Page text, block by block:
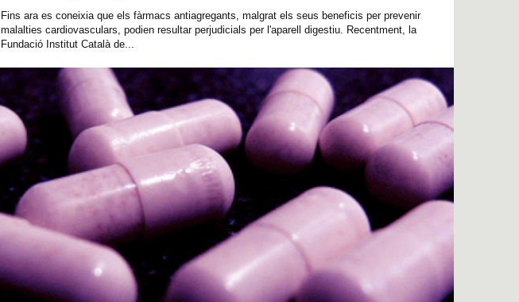
Fins ara es coneixia que els fàrmacs antiagregants, malgrat els seus beneficis per prevenir
malalties cardiovasculars, podien resultar perjudicials per l'aparell digestiu. Recentment, la
Fundació Institut Català de...